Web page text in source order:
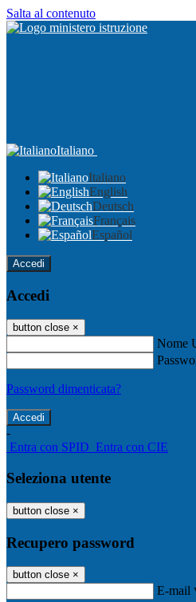
Salta al contenuto
Italiano
Italiano
English
Deutsch
Français
Español
Accedi
Accedi
button close ×
Nome
Password dimenticata?
-
Entra con SPID Entra con CIE
Seleziona utente
button close ×
Recupero password
button close ×
E-mail